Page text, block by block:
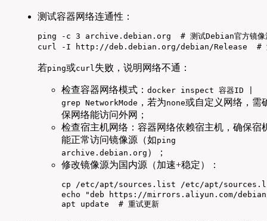
测试容器网络连通性：
ping -c 3 archive.debian.org  # 测试Debian官方镜像
curl -I http://deb.debian.org/debian/Release  # 测试
若ping或curl 失败，说明网络不通：
检查容器网络模式： docker inspect 容器ID |
grep NetworkMode ，若为none或自定义网络，需
保网络能访问外网；
检查宿主机网络：容器网络依赖宿主机，确保宿
能正常访问镜像源（如ping
archive.debian.org ）；
修改镜像源为国内源（加速+稳定）：
cp /etc/apt/sources.list /etc/apt/
echo "deb https://mirrors.aliyun.com/
apt update  # 重试更新